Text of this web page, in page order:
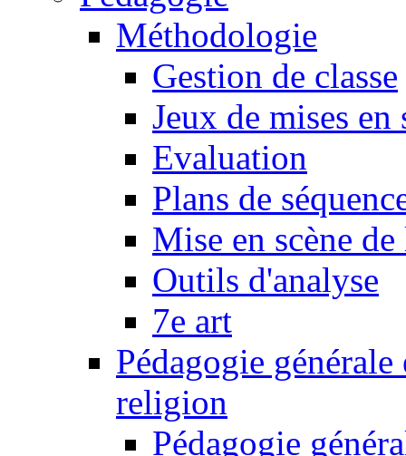
Méthodologie
Gestion de classe
Jeux de mises
Evaluation
Plans de
Mise en scène
Outils d'analyse
7e art
Pédagogie
religion
Pédagogie